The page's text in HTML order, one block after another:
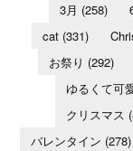
3月 (258)
cat (331)
お祭り (292)
ゆるくて可
クリスマス
バレンタイン (278)